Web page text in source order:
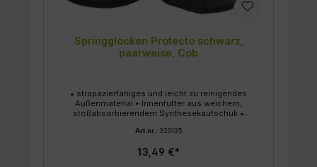
Springglocken Protecto schwarz,
paarweise, Cob
• strapazierfähiges und leicht zu reinigendes
Außenmaterial • Innenfutter aus weichem,
stoßabsorbierendem Synthesekautschuk •
Art.nr.: 320135
13,49 €*